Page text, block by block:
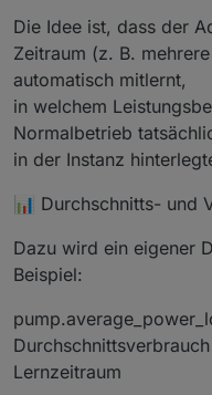
Die Idee ist, dass der
Zeitraum (z. B.
automatisch mitlernt,
in welchem
Normalbetrieb
in der Instanz
📊 Durchschnitts- und
Dazu wird ein eigener
Beispiel:
Lernzeitraum